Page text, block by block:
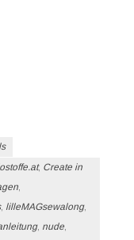
, Create in
,
, lilleMAGsewalong,
, nude,